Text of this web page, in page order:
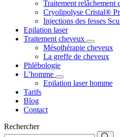
Traitement relâchement
Cryolipolyse Cristal®
Injections des fesses
Epilation laser
Traitement cheveux
Mésothérapie cheveux
La greffe de cheveux
Phlébologie
L’homme
Epilation laser homme
Tarifs
Blog
Contact
Rechercher